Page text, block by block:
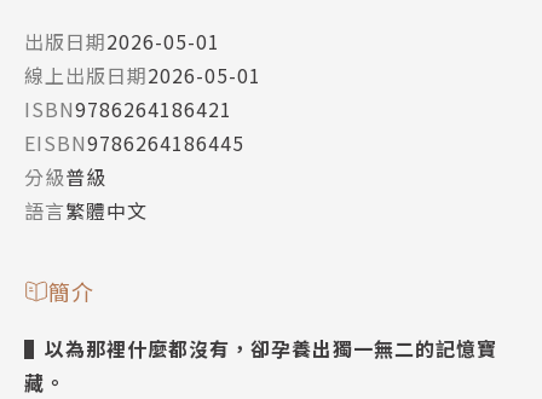
出版日期2026-05-01
線上出版日期2026-05-01
ISBN9786264186421
EISBN9786264186445
分級普級
語言繁體中文
簡介
▌以為那裡什麼都沒有，卻孕養出獨一無二的記憶寶
藏。